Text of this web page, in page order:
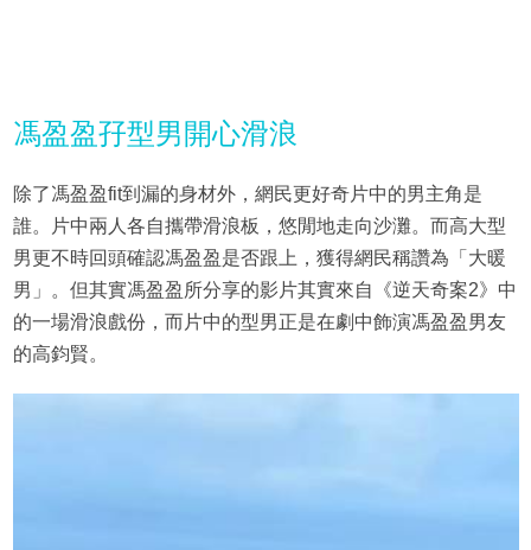
馮盈盈孖型男開心滑浪
除了馮盈盈fit到漏的身材外，網民更好奇片中的男主角是
誰。片中兩人各自攜帶滑浪板，悠閒地走向沙灘。而高大型
男更不時回頭確認馮盈盈是否跟上，獲得網民稱讚為「大暖
男」。但其實馮盈盈所分享的影片其實來自《逆天奇案2》中
的一場滑浪戲份，而片中的型男正是在劇中飾演馮盈盈男友
的高鈞賢。